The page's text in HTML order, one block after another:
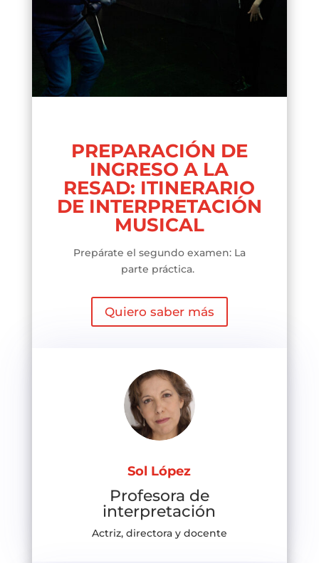
PREPARACIÓN DE
INGRESO A LA
RESAD: ITINERARIO
DE INTERPRETACIÓN
MUSICAL
Prepárate el segundo examen: La
parte práctica.
Quiero saber más
Sol López
Profesora de
interpretación
Actriz, directora y docente